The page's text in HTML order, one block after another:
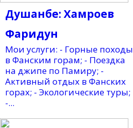
Душанбе: Хамроев
Фаридун
Мои услуги: - Горные походы
в Фанским горам; - Поездка
на джипе по Памиру; -
Активный отдых в Фанских
горах; - Экологические туры;
-...